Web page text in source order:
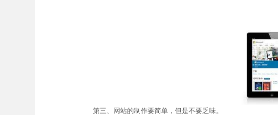
第三、网站的制作要简单，但是不要乏味。